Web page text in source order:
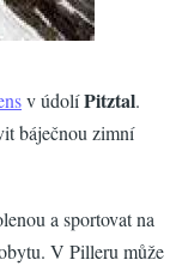
v údolíPitztal.
báječnou zimní
a sportovat na
V Pilleru může